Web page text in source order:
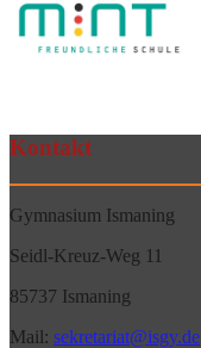
Kontakt
Gymnasium Ismaning
Seidl-Kreuz-Weg 11
85737 Ismaning
Mail: sekretariat@isgy.de